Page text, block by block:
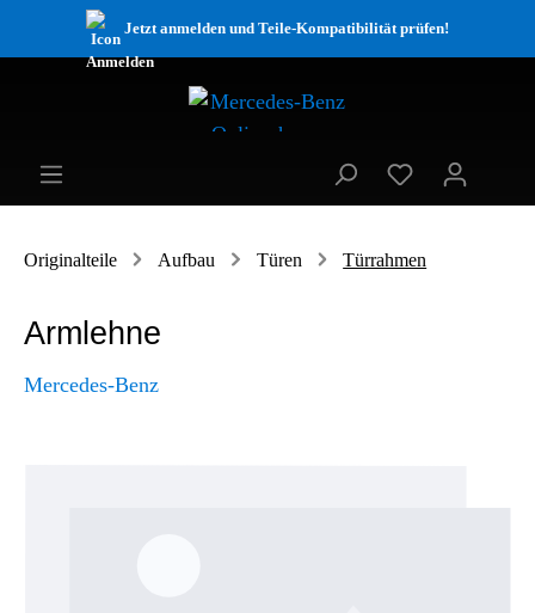
Jetzt anmelden und Teile-Kompatibilität prüfen!
Originalteile Aufbau Türen Türrahmen
Armlehne
Mercedes-Benz